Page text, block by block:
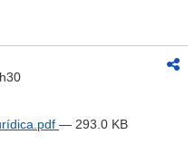
— 293.0 KB